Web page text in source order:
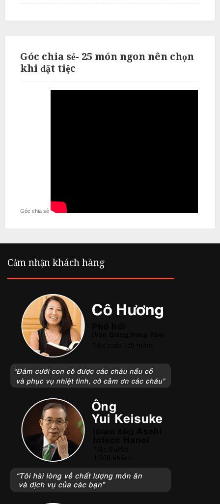
Góc chia sẻ- 25 món ngon nên chọn
khi đặt tiệc
Góc chia sẻ
Cảm nhận khách hàng